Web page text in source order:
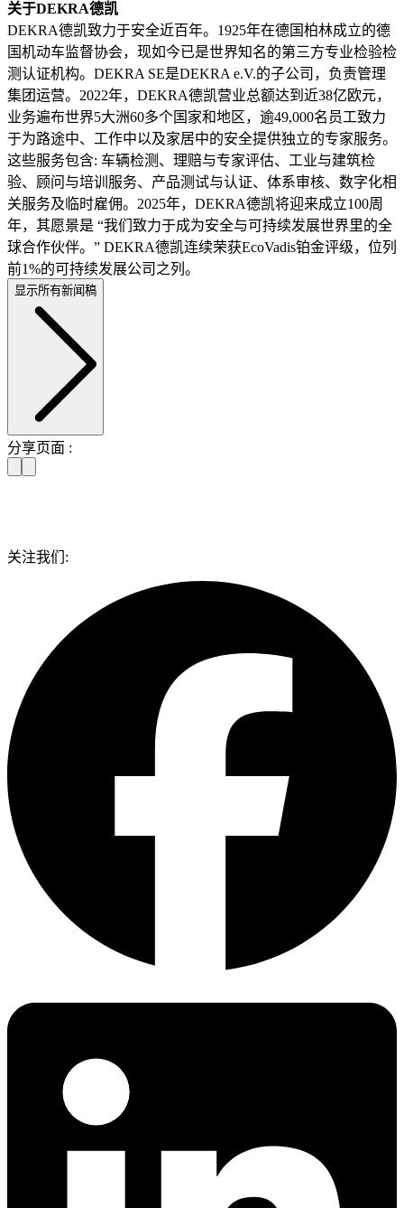
关于DEKRA德凯
DEKRA德凯致力于安全近百年。1925年在德国柏林成立的德
国机动车监督协会，现如今已是世界知名的第三方专业检验检
测认证机构。DEKRA SE是DEKRA e.V.的子公司，负责管理
集团运营。2022年，DEKRA德凯营业总额达到近38亿欧元，
业务遍布世界5大洲60多个国家和地区，逾49,000名员工致力
于为路途中、工作中以及家居中的安全提供独立的专家服务。
这些服务包含: 车辆检测、理赔与专家评估、工业与建筑检
验、顾问与培训服务、产品测试与认证、体系审核、数字化相
关服务及临时雇佣。2025年，DEKRA德凯将迎来成立100周
年，其愿景是 “我们致力于成为安全与可持续发展世界里的全
球合作伙伴。” DEKRA德凯连续荣获EcoVadis铂金评级，位列
前1%的可持续发展公司之列。
显示所有新闻稿
分享页面 :
关注我们: